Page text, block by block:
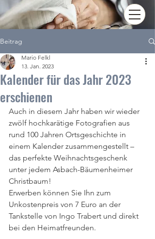
Beitrag
Kalender für das Jahr 2023
erschienen
Mario Felkl
13. Jan. 2023
Auch in diesem Jahr haben wir wieder
zwölf hochkarätige Fotografien aus
rund 100 Jahren Ortsgeschichte in
einem Kalender zusammengestellt –
das perfekte Weihnachtsgeschenk
unter jedem Asbach-Bäumenheimer
Christbaum!
Erwerben können Sie Ihn zum
Unkostenpreis von 7 Euro an der
Tankstelle von Ingo Trabert und direkt
bei den Heimatfreunden.